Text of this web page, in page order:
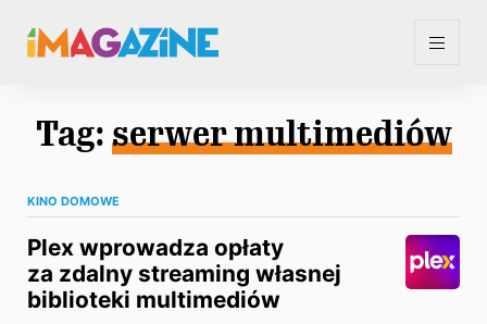
Tag: serwer multimediów
KINO DOMOWE
Plex wprowadza opłaty
za zdalny streaming własnej
biblioteki multimediów